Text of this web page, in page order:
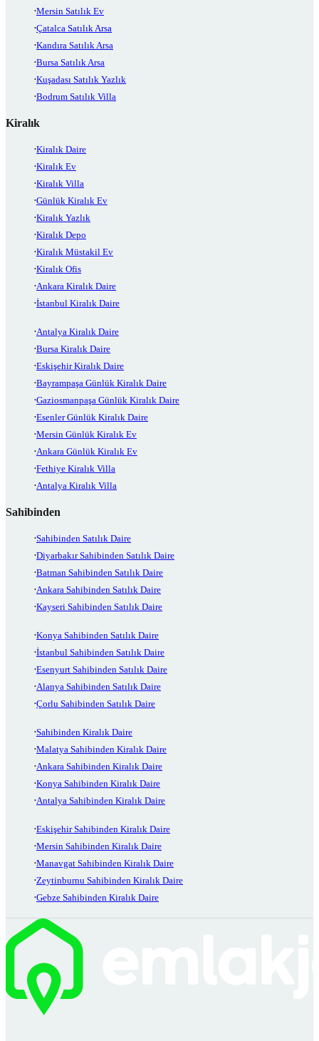
Mersin Satılık Ev
Çatalca Satılık Arsa
Kandıra Satılık Arsa
Bursa Satılık Arsa
Kuşadası Satılık Yazlık
Bodrum Satılık Villa
Kiralık
Kiralık Daire
Kiralık Ev
Kiralık Villa
Günlük Kiralık Ev
Kiralık Yazlık
Kiralık Depo
Kiralık Müstakil Ev
Kiralık Ofis
Ankara Kiralık Daire
İstanbul Kiralık Daire
Antalya Kiralık Daire
Bursa Kiralık Daire
Eskişehir Kiralık Daire
Bayrampaşa Günlük Kiralık Daire
Gaziosmanpaşa Günlük Kiralık Daire
Esenler Günlük Kiralık Daire
Mersin Günlük Kiralık Ev
Ankara Günlük Kiralık Ev
Fethiye Kiralık Villa
Antalya Kiralık Villa
Sahibinden
Sahibinden Satılık Daire
Diyarbakır Sahibinden Satılık Daire
Batman Sahibinden Satılık Daire
Ankara Sahibinden Satılık Daire
Kayseri Sahibinden Satılık Daire
Konya Sahibinden Satılık Daire
İstanbul Sahibinden Satılık Daire
Esenyurt Sahibinden Satılık Daire
Alanya Sahibinden Satılık Daire
Çorlu Sahibinden Satılık Daire
Sahibinden Kiralık Daire
Malatya Sahibinden Kiralık Daire
Ankara Sahibinden Kiralık Daire
Konya Sahibinden Kiralık Daire
Antalya Sahibinden Kiralık Daire
Eskişehir Sahibinden Kiralık Daire
Mersin Sahibinden Kiralık Daire
Manavgat Sahibinden Kiralık Daire
Zeytinburnu Sahibinden Kiralık Daire
Gebze Sahibinden Kiralık Daire